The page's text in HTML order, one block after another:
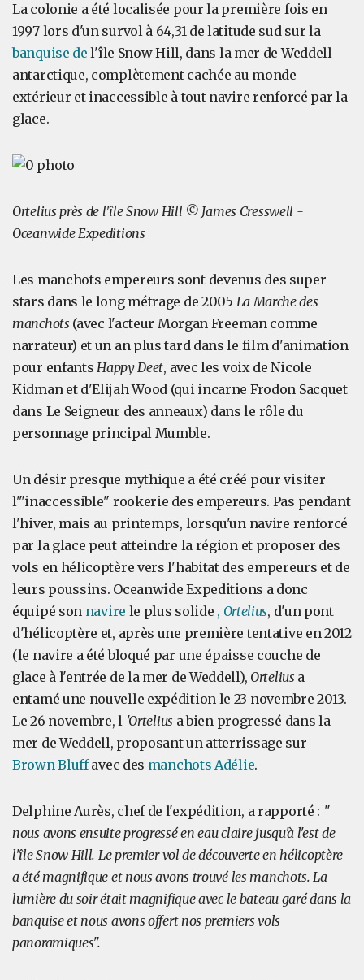
La colonie a été localisée pour la première fois en
1997 lors d'un survol à 64,31 de latitude sud sur la
banquise de l'île Snow Hill, dans la mer de Weddell
antarctique, complètement cachée au monde
extérieur et inaccessible à tout navire renforcé par la
glace.
Ortelius près de l'île Snow Hill © James Cresswell -
Oceanwide Expeditions
Les manchots empereurs sont devenus des super
stars dans le long métrage de 2005 La Marche des
manchots (avec l'acteur Morgan Freeman comme
narrateur) et un an plus tard dans le film d'animation
pour enfantsHappy Deet, avec les voix de Nicole
Kidman et d'Elijah Wood (qui incarne Frodon Sacquet
dans Le Seigneur des anneaux) dans le rôle du
personnage principal Mumble.
Un désir presque mythique a été créé pour visiter
l'"inaccessible" rookerie des empereurs. Pas pendant
l'hiver, mais au printemps, lorsqu'un navire renforcé
par la glace peut atteindre la région et proposer des
vols en hélicoptère vers l'habitat des empereurs et de
leurs poussins. Oceanwide Expeditions a donc
équipé son navire le plus solide , Ortelius, d'un pont
d'hélicoptère et, après une première tentative en 2012
(le navire a été bloqué par une épaisse couche de
glace à l'entrée de la mer de Weddell), Ortelius a
entamé une nouvelle expédition le 23 novembre 2013.
Le 26 novembre, l 'Ortelius a bien progressé dans la
mer de Weddell, proposant un atterrissage sur
Brown Bluffavec des manchots Adélie.
Delphine Aurès, chef de l'expédition, a rapporté : "
nous avons ensuite progressé en eau claire jusqu'à l'est de
l'île Snow Hill. Le premier vol de découverte en hélicoptère
a été magnifique et nous avons trouvé les manchots. La
lumière du soir était magnifique avec le bateau garé dans la
banquise et nous avons offert nos premiers vols
panoramiques".